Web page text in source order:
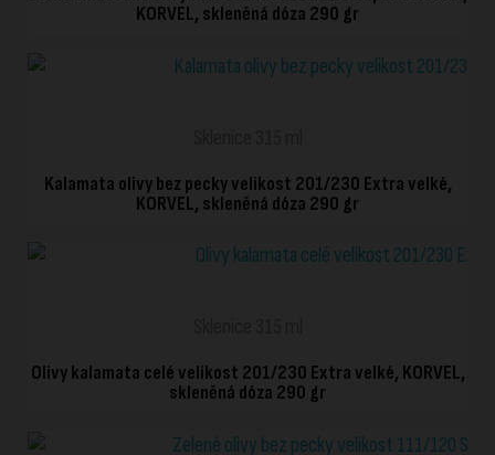
KORVEL, skleněná dóza 290 gr
RYCHLÉ ZOBRAZENÍ
Kalamata olivy bez pecky velikost 201/230 Extra velké,
KORVEL, skleněná dóza 290 gr
RYCHLÉ ZOBRAZENÍ
Olivy kalamata celé velikost 201/230 Extra velké, KORVEL,
skleněná dóza 290 gr
RYCHLÉ ZOBRAZENÍ